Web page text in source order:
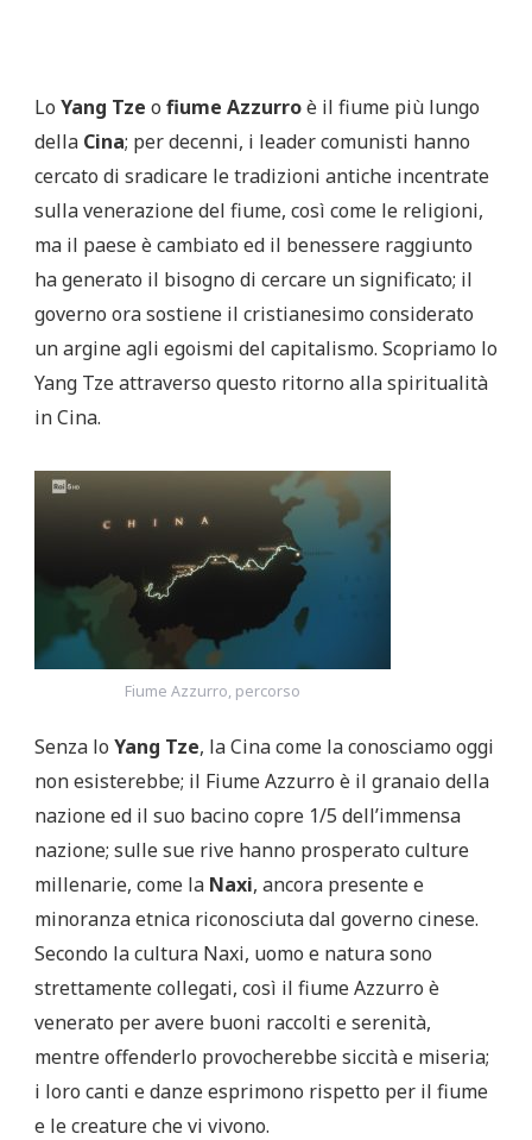
Lo Yang Tze o fiume Azzurroè il fiume più lungo
della Cina; per decenni, i leader comunisti hanno
cercato di sradicare le tradizioni antiche incentrate
sulla venerazione del fiume, così come le religioni,
ma il paese è cambiato ed il benessere raggiunto
ha generato il bisogno di cercare un significato; il
governo ora sostiene il cristianesimo considerato
un argine agli egoismi del capitalismo. Scopriamo lo
Yang Tze attraverso questo ritorno alla spiritualità
in Cina.
Fiume Azzurro, percorso
Senza lo Yang Tze, la Cina come la conosciamo oggi
non esisterebbe; il Fiume Azzurro è il granaio della
nazione ed il suo bacino copre 1/5 dell’immensa
nazione; sulle sue rive hanno prosperato culture
millenarie, come la Naxi, ancora presente e
minoranza etnica riconosciuta dal governo cinese.
Secondo la cultura Naxi, uomo e natura sono
strettamente collegati, così il fiume Azzurro è
venerato per avere buoni raccolti e serenità,
mentre offenderlo provocherebbe siccità e miseria;
i loro canti e danze esprimono rispetto per il fiume
e le creature che vi vivono.